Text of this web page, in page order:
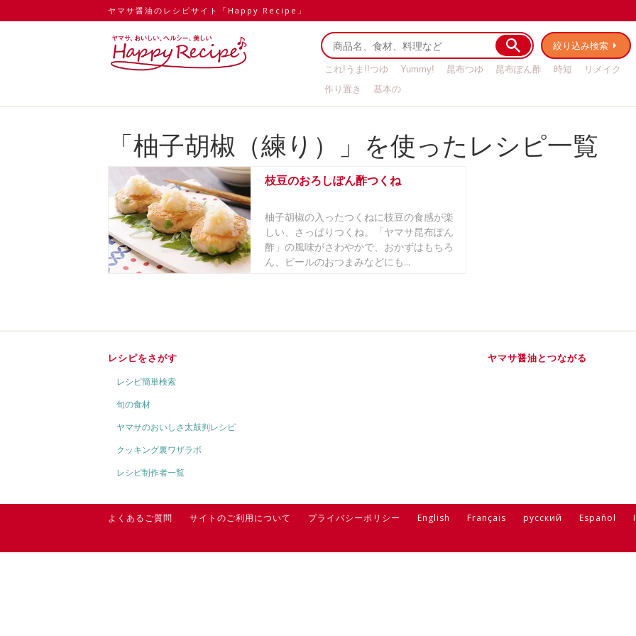
ヤマサ醤油のレシピサイト「Happy Recipe」
絞り込み検索
これ!うま!!つゆ Yummy! 昆布つゆ 昆布ぽん酢 時短
リメイク
作り置き
基本の
「柚子胡椒（練り）」を使ったレシピ一覧
枝豆のおろしぽん酢つくね
柚子胡椒の入ったつくねに枝豆の食感が楽
しい、さっぱりつくね。「ヤマサ昆布ぽん
酢」の風味がさわやかで、おかずはもちろ
ん、ビールのおつまみなどにも...
レシピをさがす
レシピ簡単検索
旬の食材
ヤマサのおいしさ太鼓判レシピ
クッキング裏ワザラボ
レシピ制作者一覧
ヤマサ醤油とつながる
よくあるご質問 サイトのご利用について プライバシーポリシー English Français русский Español